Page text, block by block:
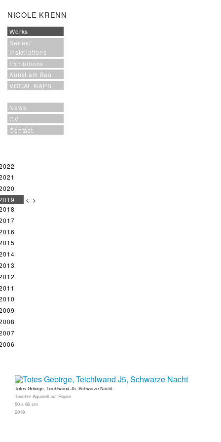
NICOLE KRENN
Works
Series/
Installations
Exhibitions
Kunst am Bau
VOCAL NAPS
News
CV
Contact
< >
Totes Gebirge, Teichlwand J5, Schwarze Nacht
Tusche/ Aquarell auf Papier
50 x 60 cm
2019